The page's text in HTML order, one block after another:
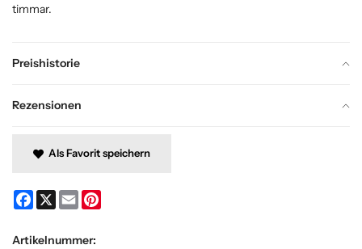
Preishistorie
Rezensionen
timmar.
Als Favorit speichern
Facebook
X Email
Artikelnummer: